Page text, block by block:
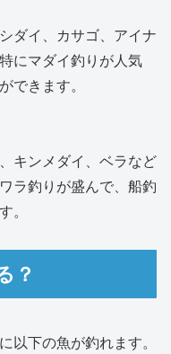
ダイ、カサゴ、アイナ
にマダイ釣りが人気
できます。
キンメダイ、ベラなど
ラ釣りが盛んで、船釣
。
？
以下の魚が釣れます。